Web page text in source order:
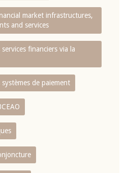
market infrastructures,
and services
financiers via la
de paiement